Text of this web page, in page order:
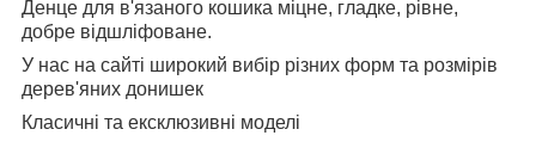
Денце для в'язаного кошика міцне, гладке, рівне,
добре відшліфоване.
У нас на сайті широкий вибір різних форм та розмірів
дерев'яних донишек
Класичні та ексклюзивні моделі